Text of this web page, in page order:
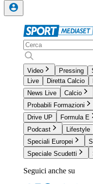
Video Pressing
Live
Diretta Calcio
News Live
Calcio
Probabili Formazioni
Drive UP
Formula E
Podcast
Lifestyle
Speciali Europei
Speciale Scudetti
Seguici anche su